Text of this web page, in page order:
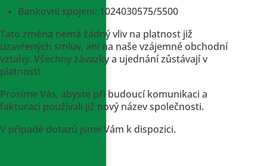
Bankovní spojení: 1024030575/5500
Tato změna nemá žádný vliv na platnost již
uzavřených smluv, ani na naše vzájemné obchodní
vztahy. Všechny závazky a ujednání zůstávají v
platnosti.
Prosíme Vás, abyste při budoucí komunikaci a
fakturaci používali již nový název společnosti.
V případě dotazů jsme Vám k dispozici.